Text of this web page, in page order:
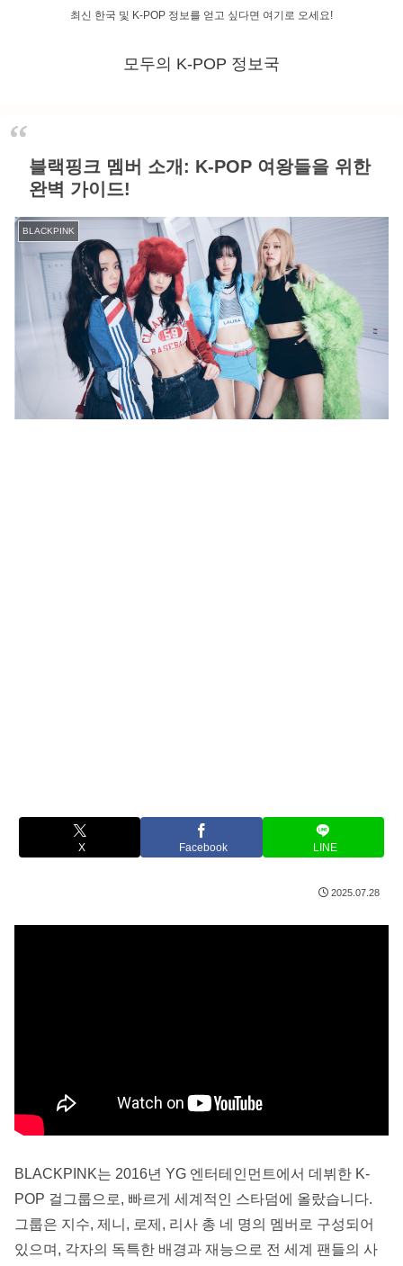
최신 한국 및 K-POP 정보를 얻고 싶다면 여기로 오세요!
모두의 K-POP 정보국
블랙핑크 멤버 소개: K-POP 여왕들을 위한
완벽 가이드!
BLACKPINK
X Facebook LINE
2025.07.28
BLACKPINK는 2016년 YG 엔터테인먼트에서 데뷔한 K-
POP 걸그룹으로, 빠르게 세계적인 스타덤에 올랐습니다.
그룹은 지수, 제니, 로제, 리사 총 네 명의 멤버로 구성되어
있으며, 각자의 독특한 배경과 재능으로 전 세계 팬들의 사